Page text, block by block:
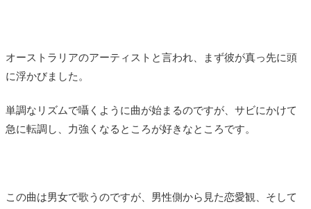
オーストラリアのアーティストと言われ、まず彼が真っ先に頭
に浮かびました。
単調なリズムで囁くように曲が始まるのですが、サビにかけて
急に転調し、力強くなるところが好きなところです。
この曲は男女で歌うのですが、男性側から見た恋愛観、そして